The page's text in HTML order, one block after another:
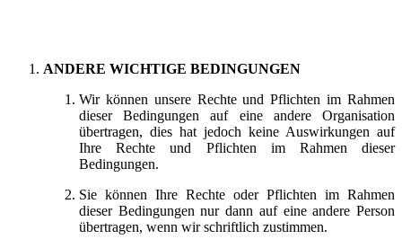
ANDERE WICHTIGE BEDINGUNGEN
Wir können unsere Rechte und Pflichten im Rahmen
dieser Bedingungen auf eine andere Organisation
übertragen, dies hat jedoch keine Auswirkungen auf
Ihre Rechte und Pflichten im Rahmen dieser
Bedingungen.
Sie können Ihre Rechte oder Pflichten im Rahmen
dieser Bedingungen nur dann auf eine andere Person
übertragen, wenn wir schriftlich zustimmen.